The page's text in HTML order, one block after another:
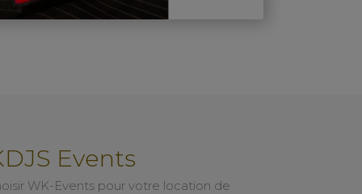
Events
WK-Events pour votre location de